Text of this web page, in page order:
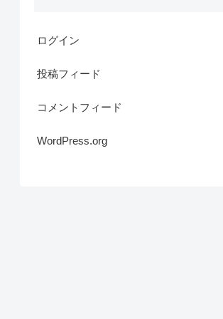
ログイン
投稿フィード
コメントフィード
WordPress.org